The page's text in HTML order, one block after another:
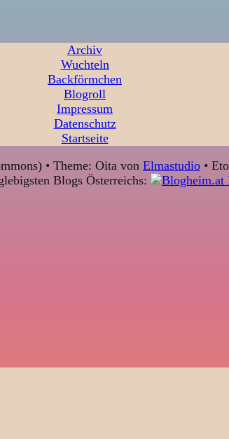
Archiv
Wuchteln
Backförmchen
Blogroll
Impressum
Datenschutz
Startseite
• Theme: Oita von Elmastudio •
Blogs Österreichs: